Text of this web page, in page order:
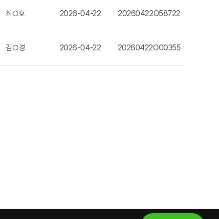
최○호 2026-04-22 20260422O58722
김○경 2026-04-22 20260422O00355